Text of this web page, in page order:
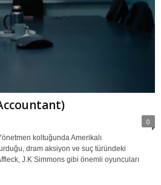
0
koltuğunda Amerikalı
dram aksiyon ve suç türündeki
J.K Simmons gibi önemli oyuncuları